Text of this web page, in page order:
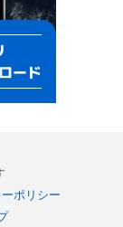
ポリシー